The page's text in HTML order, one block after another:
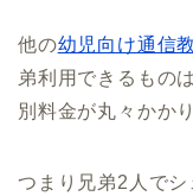
他の幼児向け通信
弟利用できるもの
別料金が丸々かか
つまり兄弟2人でシ